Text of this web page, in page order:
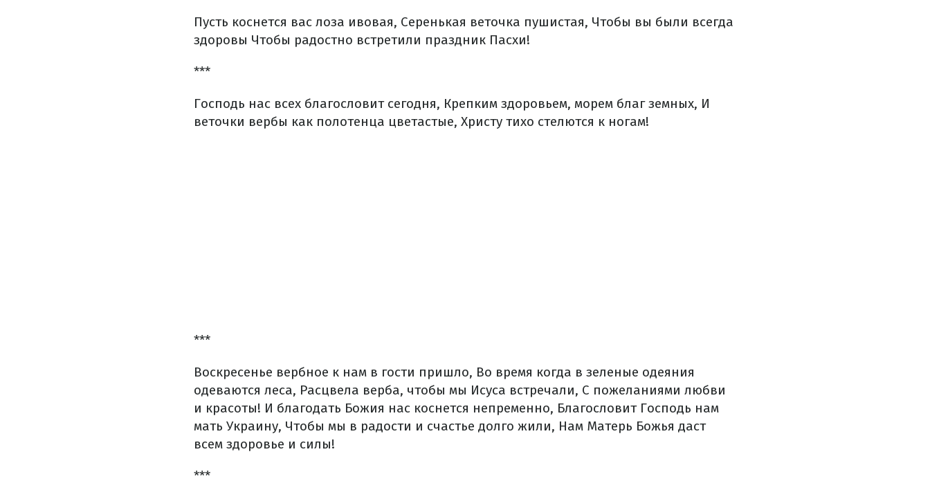
Пусть коснется вас лоза ивовая, Серенькая веточка пушистая, Чтобы вы были всегда
здоровы Чтобы радостно встретили праздник Пасхи!
***
Господь нас всех благословит сегодня, Крепким здоровьем, морем благ земных, И
веточки вербы как полотенца цветастые, Христу тихо стелются к ногам!
***
Воскресенье вербное к нам в гости пришло, Во время когда в зеленые одеяния
одеваются леса, Расцвела верба, чтобы мы Исуса встречали, С пожеланиями любви
и красоты! И благодать Божия нас коснется непременно, Благословит Господь нам
мать Украину, Чтобы мы в радости и счастье долго жили, Нам Матерь Божья даст
всем здоровье и силы!
***